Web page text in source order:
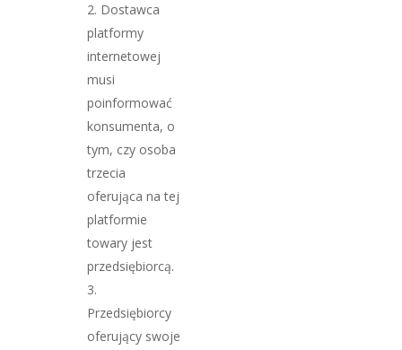
Dostawca
platformy
internetowej
musi
poinformować
konsumenta, o
tym, czy osoba
trzecia
oferująca na tej
platformie
towary jest
przedsiębiorcą.
Przedsiębiorcy
oferujący swoje